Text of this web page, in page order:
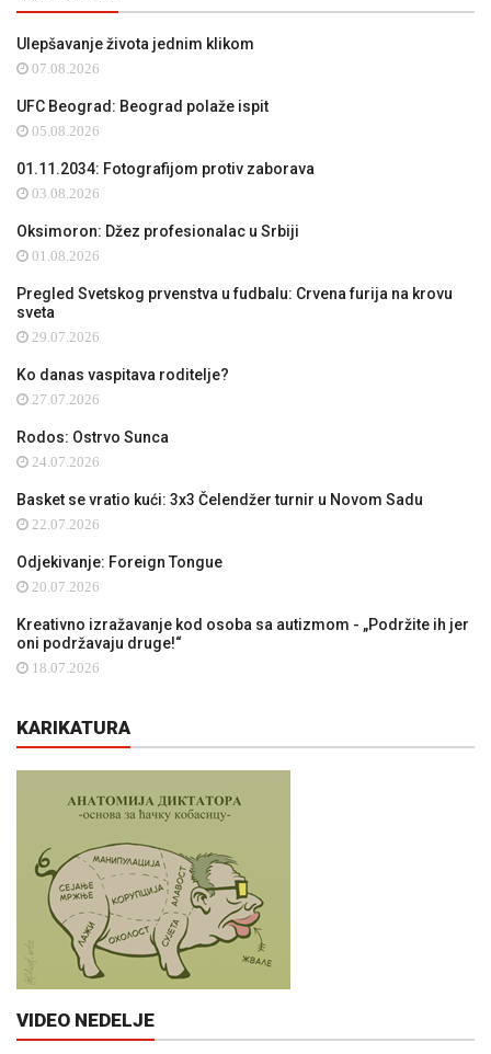
Ulepšavanje života jednim klikom
07.08.2026
UFC Beograd: Beograd polaže ispit
05.08.2026
01.11.2034: Fotografijom protiv zaborava
03.08.2026
Oksimoron: Džez profesionalac u Srbiji
01.08.2026
Pregled Svetskog prvenstva u fudbalu: Crvena furija na krovu
sveta
29.07.2026
Ko danas vaspitava roditelje?
27.07.2026
Rodos: Ostrvo Sunca
24.07.2026
Basket se vratio kući: 3x3 Čelendžer turnir u Novom Sadu
22.07.2026
Odjekivanje: Foreign Tongue
20.07.2026
Kreativno izražavanje kod osoba sa autizmom - „Podržite ih jer
oni podržavaju druge!“
18.07.2026
KARIKATURA
VIDEO NEDELJE